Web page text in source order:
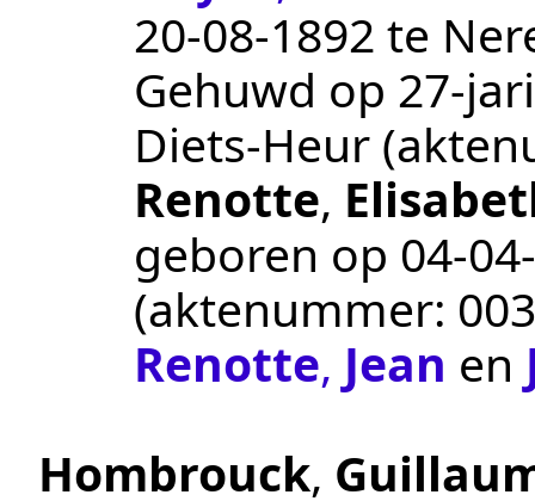
20‑08‑1892 te
Gehuwd op 27-
Diets-Heur
Renotte,
geboren op
(aktenummer: 003
Renotte, Jean en
Hombrouck,